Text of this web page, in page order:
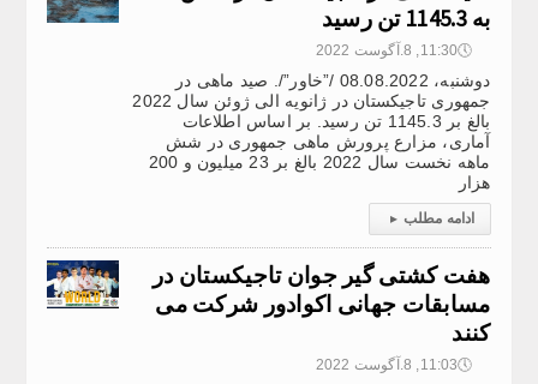
به 1145.3 تن رسید
🕔11:30, 8.آگوست 2022
دوشنبه، 08.08.2022 /”خاور”/. صید ماهی در
جمهوری تاجیکستان در ژانویه الی ژوئن سال 2022
بالغ بر 1145.3 تن رسید. بر اساس اطلاعات
آماری، مزارع پرورش ماهی جمهوری در شش
ماهه نخست سال 2022 بالغ بر 23 میلیون و 200
هزار
ادامه مطلب ▸
هفت کشتی گیر جوان تاجیکستان در
مسابقات جهانی اکوادور شرکت می
کنند
🕔11:03, 8.آگوست 2022